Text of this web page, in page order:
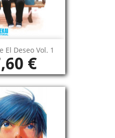
El Deseo Vol. 1
€